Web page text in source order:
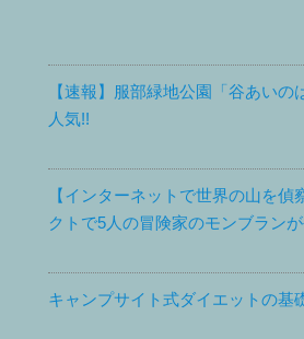
【速報】服部緑地公園「谷あいの
人気!!
【インターネットで世界の山を偵
クトで5人の冒険家のモンブラン
キャンプサイト式ダイエットの基